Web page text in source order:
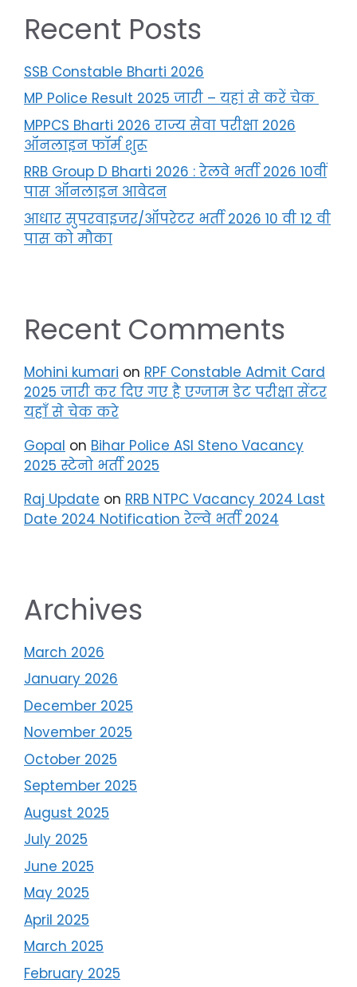
Recent Posts
SSB Constable Bharti 2026
MP Police Result 2025 जारी – यहां से करें चेक
MPPCS Bharti 2026 राज्य सेवा परीक्षा 2026
ऑनलाइन फॉर्म शुरू
RRB Group D Bharti 2026 : रेलवे भर्ती 2026 10वीं
पास ऑनलाइन आवेदन
आधार सुपरवाइजर/ऑपरेटर भर्ती 2026 10 वी 12 वी
पास को मौका
Recent Comments
Mohini kumari on RPF Constable Admit Card
2025 जारी कर दिए गए है एग्जाम डेट परीक्षा सेंटर
यहाँ से चेक करे
Gopal on Bihar Police ASI Steno Vacancy
2025 स्टेनो भर्ती 2025
Raj Update on RRB NTPC Vacancy 2024 Last
Date 2024 Notification रेल्वे भर्ती 2024
Archives
March 2026
January 2026
December 2025
November 2025
October 2025
September 2025
August 2025
July 2025
June 2025
May 2025
April 2025
March 2025
February 2025